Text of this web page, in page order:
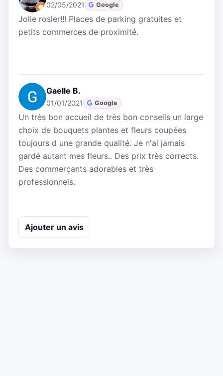
02/05/2021 Google
Jolie rosier!!! Places de parking gratuites et
petits commerces de proximité.
Gaelle B.
01/01/2021 Google
Un très bon accueil de très bon conseils un large
choix de bouquets plantes et fleurs coupées
toujours d une grande qualité. Je n'ai jamais
gardé autant mes fleurs.. Des prix très corrects.
Des commerçants adorables et très
professionnels.
Ajouter un avis